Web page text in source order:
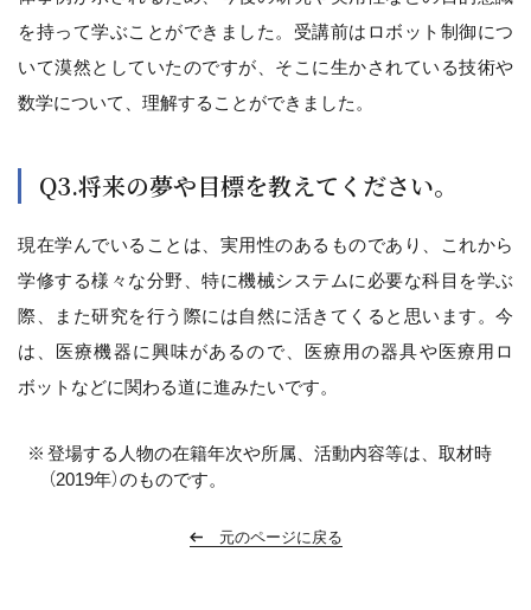
を持って学ぶことができました。受講前はロボット制御につ
いて漠然としていたのですが、そこに生かされている技術や
数学について、理解することができました。
Q3.将来の夢や目標を教えてください。
現在学んでいることは、実用性のあるものであり、これから
学修する様々な分野、特に機械システムに必要な科目を学ぶ
際、また研究を行う際には自然に活きてくると思います。今
は、医療機器に興味があるので、医療用の器具や医療用ロ
ボットなどに関わる道に進みたいです。
登場する人物の在籍年次や所属、活動内容等は、取材時
（2019年）のものです。
元のページに戻る